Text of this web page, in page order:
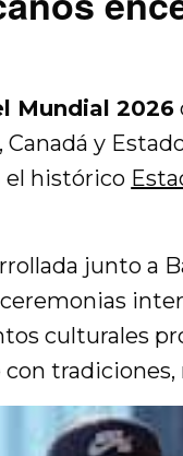
Mundial 2026
y
el histórico
junto a
culturales
tradiciones,